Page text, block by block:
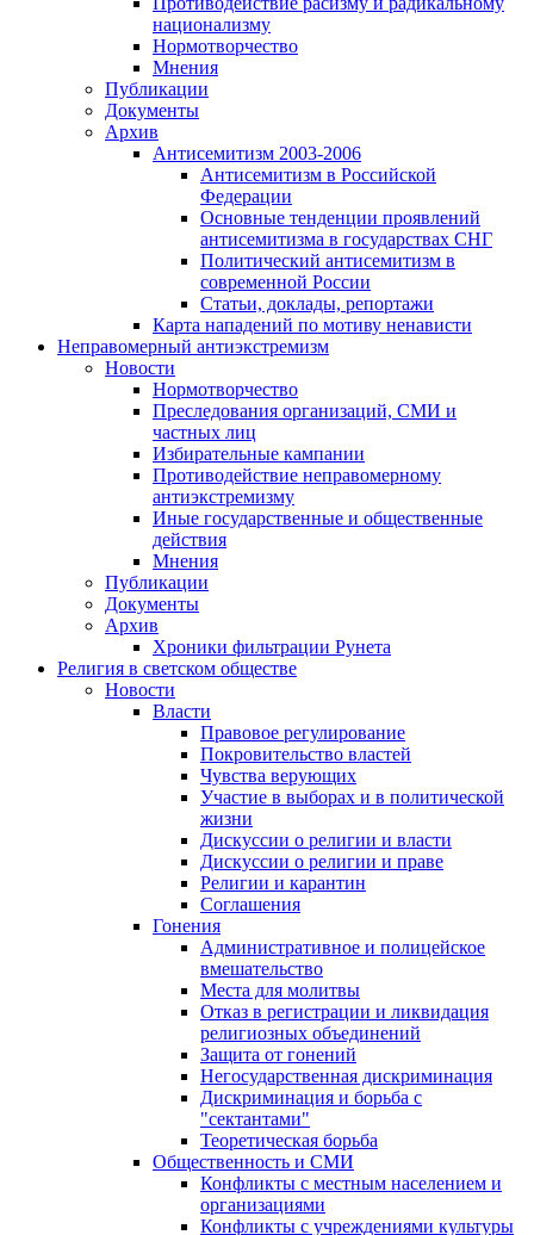
национализму
Нормотворчество
Мнения
Публикации
Документы
Архив
Антисемитизм 2003-2006
Антисемитизм в Российской
Федерации
Основные тенденции проявлений
антисемитизма в государствах СНГ
Политический антисемитизм в
современной России
Статьи, доклады, репортажи
Карта нападений по мотиву ненависти
Неправомерный антиэкстремизм
Новости
Нормотворчество
Преследования организаций, СМИ и
частных лиц
Избирательные кампании
Противодействие неправомерному
антиэкстремизму
Иные государственные и общественные
действия
Мнения
Публикации
Документы
Архив
Хроники фильтрации Рунета
Религия в светском обществе
Новости
Власти
Правовое регулирование
Покровительство властей
Чувства верующих
Участие в выборах и в политической
жизни
Дискуссии о религии и власти
Дискуссии о религии и праве
Религии и карантин
Соглашения
Гонения
Административное и полицейское
вмешательство
Места для молитвы
Отказ в регистрации и ликвидация
религиозных объединений
Защита от гонений
Негосударственная дискриминация
Дискриминация и борьба с
"сектантами"
Теоретическая борьба
Общественность и СМИ
Конфликты с местным населением и
организациями
Конфликты с учреждениями культуры